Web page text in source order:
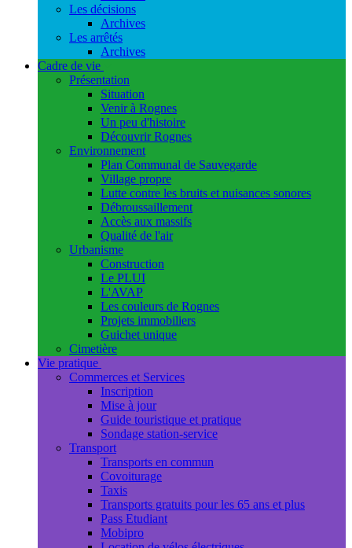
Les décisions
Archives
Les arrêtés
Archives
Cadre de vie
Présentation
Situation
Venir à Rognes
Un peu d'histoire
Découvrir Rognes
Environnement
Plan Communal de Sauvegarde
Village propre
Lutte contre les bruits et nuisances sonores
Débroussaillement
Accès aux massifs
Qualité de l'air
Urbanisme
Construction
Le PLUI
L'AVAP
Les couleurs de Rognes
Projets immobiliers
Guichet unique
Cimetière
Vie pratique
Commerces et Services
Inscription
Mise à jour
Guide touristique et pratique
Sondage station-service
Transport
Transports en commun
Covoiturage
Taxis
Transports gratuits pour les 65 ans et plus
Pass Etudiant
Mobipro